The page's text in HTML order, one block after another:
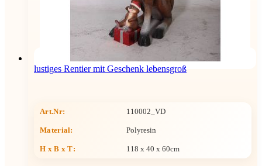
lustiges Rentier mit Geschenk lebensgroß
Art.Nr: 110002_VD
Material: Polyresin
H x B x T: 118 x 40 x 60cm